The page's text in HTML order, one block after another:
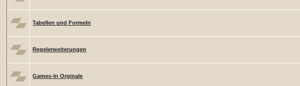
Tabellen und Formeln
Regelerweiterungen
Games-In Orginale